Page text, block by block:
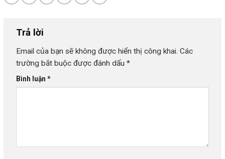
Trả lời
Email của bạn sẽ không được hiển thị công khai. Các
trường bắt buộc được đánh dấu *
Bình luận *